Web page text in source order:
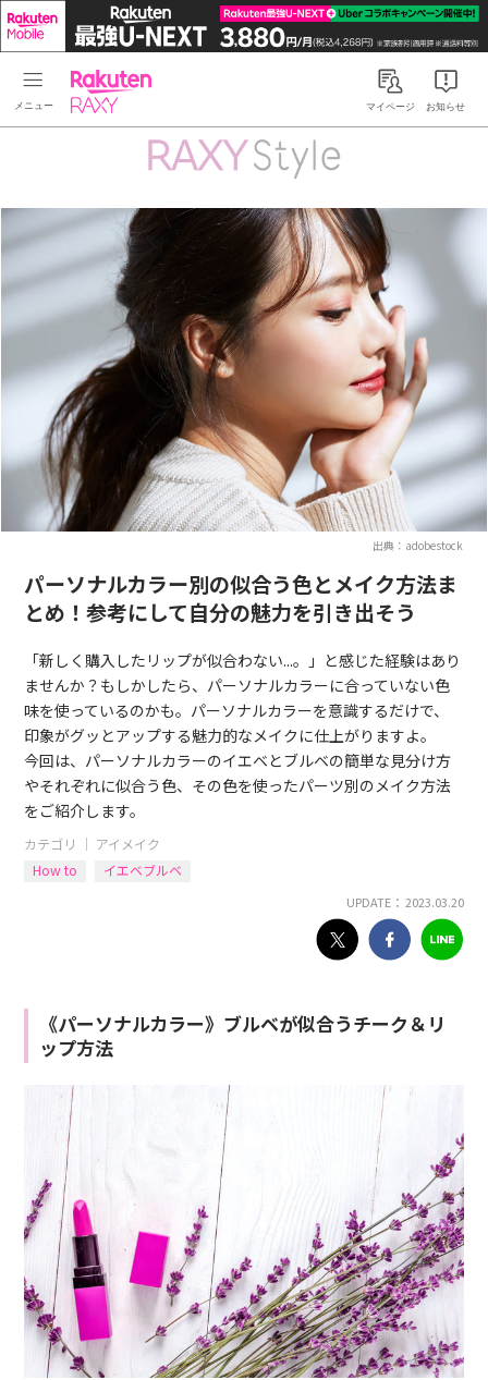
Rakuten RAXYマイページ お知らせ
出典：adobestock
パーソナルカラー別の似合う色とメイク方法ま
とめ！参考にして自分の魅力を引き出そう
「新しく購入したリップが似合わない...。」と感じた経験はあり
ませんか？もしかしたら、パーソナルカラーに合っていない色
味を使っているのかも。パーソナルカラーを意識するだけで、
印象がグッとアップする魅力的なメイクに仕上がりますよ。
今回は、パーソナルカラーのイエベとブルベの簡単な見分け方
やそれぞれに似合う色、その色を使ったパーツ別のメイク方法
をご紹介します。
カテゴリ ｜ アイメイク
How to
イエベブルベ
UPDATE： 2023.03.20
《パーソナルカラー》ブルベが似合うチーク＆リ
ップ方法